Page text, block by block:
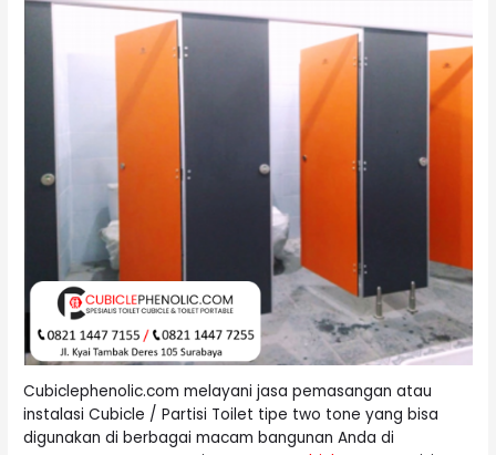
Cubiclephenolic.com melayani jasa pemasangan atau
instalasi Cubicle / Partisi Toilet tipe two tone yang bisa
digunakan di berbagai macam bangunan Anda di